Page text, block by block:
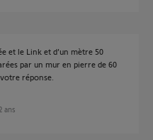
et le Link et d’un mètre 50
par un mur en pierre de 60
réponse.
ans